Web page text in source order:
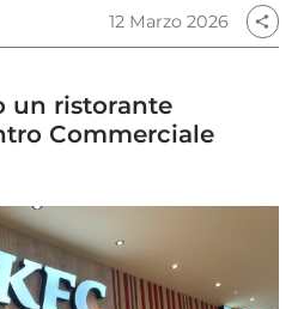
12 Marzo 2026 share
un ristorante
Commerciale